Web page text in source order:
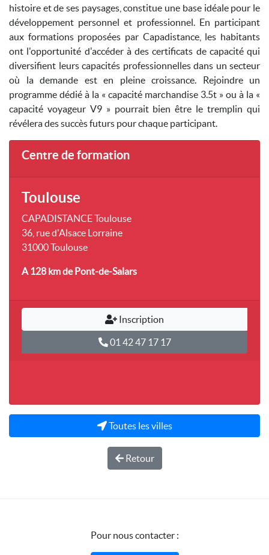
histoire et de ses paysages, constitue une base idéale pour le
développement personnel et professionnel. En participant
aux formations proposées par Capadistance, les habitants
ont l'opportunité d'accéder à des certificats de capacité qui
diversifient leurs capacités professionnelles dans un secteur
où la demande est en pleine croissance. Rejoindre un
programme dédié à la « capacité marchandise 3.5t » ou à la «
capacité voyageur V9 » pourrait bien être le tremplin qui
révélera des succès futurs pour chaque participant.
Centre de formation
Toulouse
CAPADISTANCE Toulouse
36, rue d'Alsace Lorraine
31000 Toulouse
A 128 kmde Pont-de-Salars
Inscription
01 42 47 17 17
Toutes les villes
Retour
Pour nous contacter :